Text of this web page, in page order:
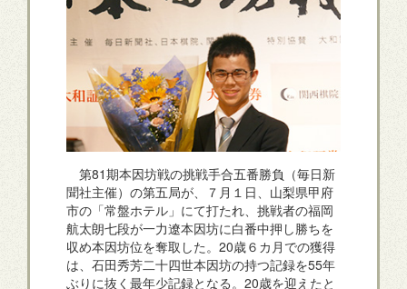
第81期本因坊戦の挑戦手合五番勝負（毎日新
聞社主催）の第五局が、７月１日、山梨県甲府
市の「常盤ホテル」にて打たれ、挑戦者の福岡
航太朗七段が一力遼本因坊に白番中押し勝ちを
収め本因坊位を奪取した。20歳６カ月での獲得
は、石田秀芳二十四世本因坊の持つ記録を55年
ぶりに抜く最年少記録となる。20歳を迎えたと